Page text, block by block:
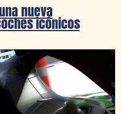
nueva
icónicos